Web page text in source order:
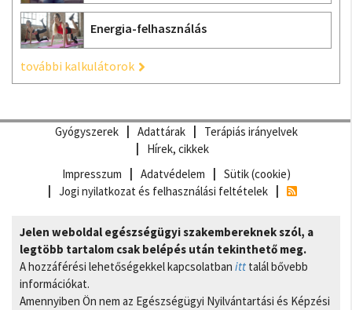
Energia-felhasználás
további kalkulátorok
Gyógyszerek Adattárak
Terápiás irányelvek
Hírek, cikkek
Impresszum
Adatvédelem
Sütik (cookie)
Jogi nyilatkozat és felhasználási feltételek
Jelen weboldal egészségügyi szakembereknek szól, a
legtöbb tartalom csak belépés után tekinthető meg.
A hozzáférési lehetőségekkel kapcsolatban itt talál bővebb
információkat.
Amennyiben Ön nem az Egészségügyi Nyilvántartási és Képzési